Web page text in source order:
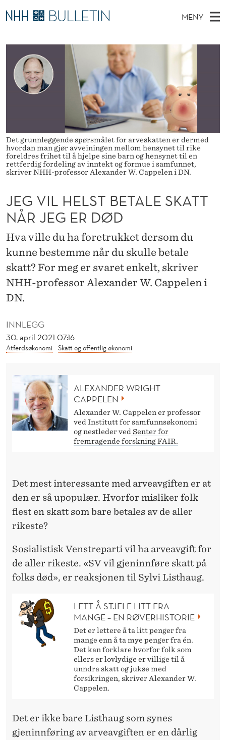
J
E
G
E
L
S
B
E
T
A
L
E
S
K
MENY
O
N
Y
Ø
Stipendiater og nye forskerprofiler
Disputaser
Ekspertutvalg
Det grunnleggende spørsmålet for arveskatten er dermed
hvordan man gjør avveiningen mellom hensynet til rike
foreldres frihet til å hjelpe sine barn og hensynet til en
rettferdig fordeling av inntekt og formue i samfunnet,
skriver NHH-professor Alexander W. Cappelen i DN.
INNLEGG
30. april 2021 07:16
Atferdsøkonomi Skatt og offentlig økonomi
JEG VIL HELST BETALE SKATT
NÅR JEG ER DØD
Hva ville du ha foretrukket dersom du
kunne bestemme når du skulle betale
skatt? For meg er svaret enkelt, skriver
NHH-professor Alexander W. Cappelen i
DN.
ALEXANDER WRIGHT
CAPPELEN
Alexander W. Cappelen er professor
ved Institutt for samfunnsøkonomi
og nestleder ved Senter for
fremragende forskning FAIR.
Det mest interessante med arveavgiften er at
den er så upopulær. Hvorfor misliker folk
flest en skatt som bare betales av de aller
rikeste?
Sosialistisk Venstreparti vil ha arveavgift for
de aller rikeste. «SV vil gjeninnføre skatt på
folks død», er reaksjonen til Sylvi Listhaug.
LETT Å STJELE LITT FRA
MANGE – EN RØVERHISTORIE
Det er lettere å ta litt penger fra
mange enn å ta mye penger fra én.
Det kan forklare hvorfor folk som
ellers er lovlydige er villige til å
unndra skatt og jukse med
forsikringen, skriver Alexander W.
Cappelen.
Det er ikke bare Listhaug som synes
gjeninnføring av arveavgiften er en dårlig